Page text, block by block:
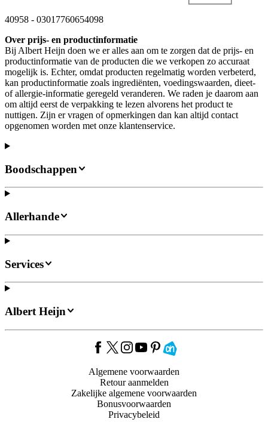
40958 - 03017760654098
Over prijs- en productinformatie
Bij Albert Heijn doen we er alles aan om te zorgen dat de prijs- en
productinformatie van de producten die we verkopen zo accuraat
mogelijk is. Echter, omdat producten regelmatig worden verbeterd,
kan productinformatie zoals ingrediënten, voedingswaarden, dieet-
of allergie-informatie geregeld veranderen. We raden je daarom aan
om altijd eerst de verpakking te lezen alvorens het product te
nuttigen. Zijn er vragen of opmerkingen dan kan altijd contact
opgenomen worden met onze klantenservice.
Boodschappen
Allerhande
Services
Albert Heijn
Algemene voorwaarden
Retour aanmelden
Zakelijke algemene voorwaarden
Bonusvoorwaarden
Privacybeleid